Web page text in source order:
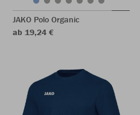
JAKO Polo Organic
ab 19,24 €